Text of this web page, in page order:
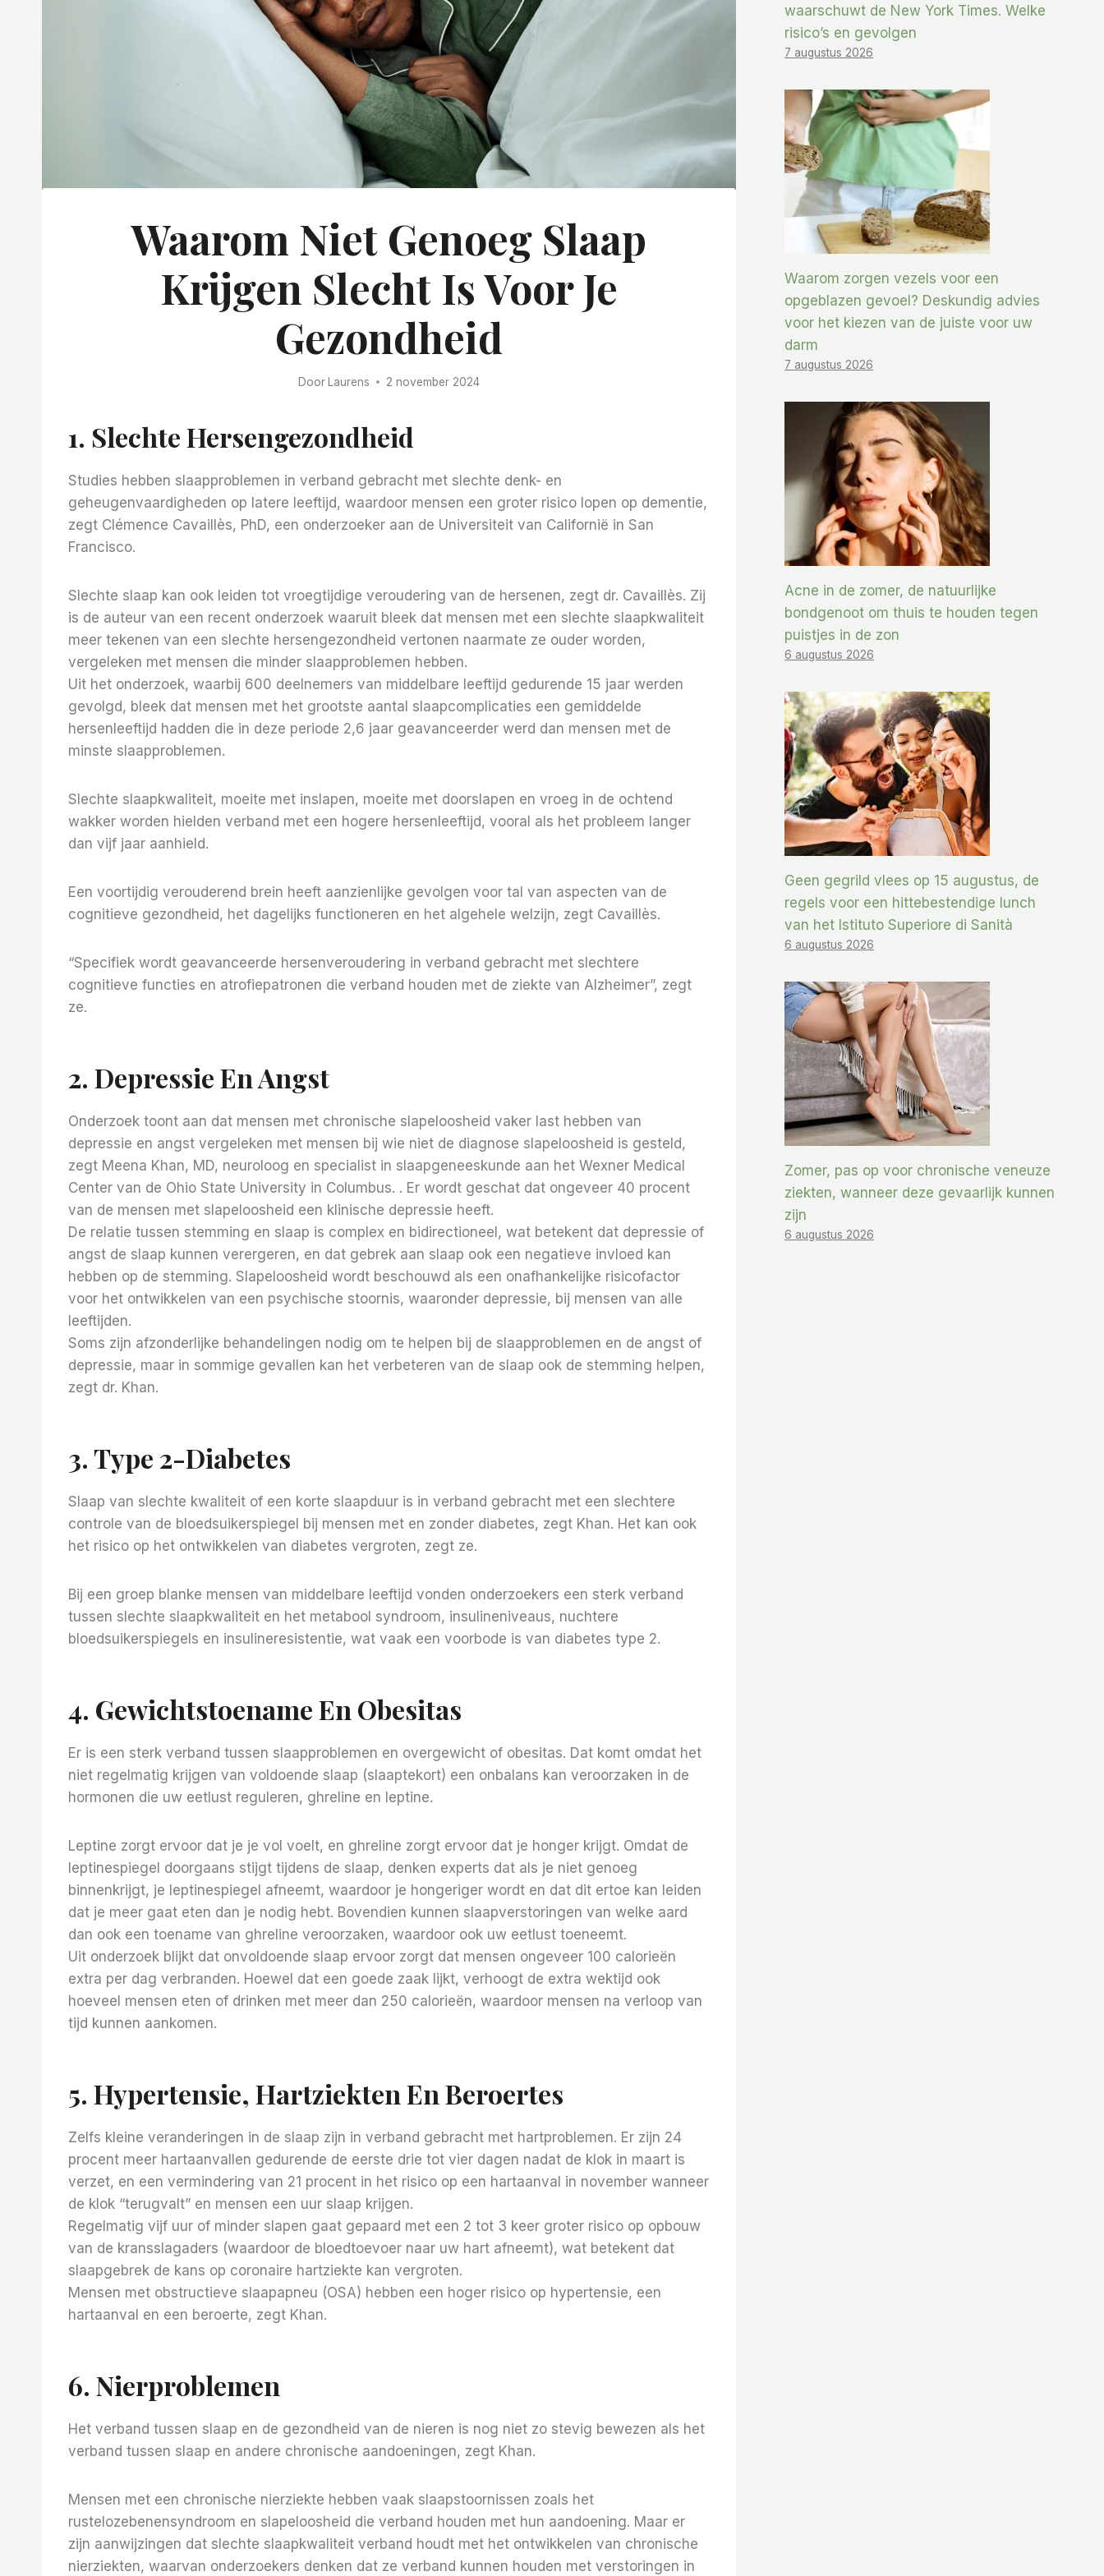
Waarom Niet Genoeg Slaap
Krijgen Slecht Is Voor Je
Gezondheid
Door Laurens 2 november 2024
1. Slechte Hersengezondheid
Studies hebben slaapproblemen in verband gebracht met slechte denk- en
geheugenvaardigheden op latere leeftijd, waardoor mensen een groter risico lopen op dementie,
zegt Clémence Cavaillès, PhD, een onderzoeker aan de Universiteit van Californië in San
Francisco.
Slechte slaap kan ook leiden tot vroegtijdige veroudering van de hersenen, zegt dr. Cavaillès. Zij
is de auteur van een recent onderzoek waaruit bleek dat mensen met een slechte slaapkwaliteit
meer tekenen van een slechte hersengezondheid vertonen naarmate ze ouder worden,
vergeleken met mensen die minder slaapproblemen hebben.
Uit het onderzoek, waarbij 600 deelnemers van middelbare leeftijd gedurende 15 jaar werden
gevolgd, bleek dat mensen met het grootste aantal slaapcomplicaties een gemiddelde
hersenleeftijd hadden die in deze periode 2,6 jaar geavanceerder werd dan mensen met de
minste slaapproblemen.
Slechte slaapkwaliteit, moeite met inslapen, moeite met doorslapen en vroeg in de ochtend
wakker worden hielden verband met een hogere hersenleeftijd, vooral als het probleem langer
dan vijf jaar aanhield.
Een voortijdig verouderend brein heeft aanzienlijke gevolgen voor tal van aspecten van de
cognitieve gezondheid, het dagelijks functioneren en het algehele welzijn, zegt Cavaillès.
“Specifiek wordt geavanceerde hersenveroudering in verband gebracht met slechtere
cognitieve functies en atrofiepatronen die verband houden met de ziekte van Alzheimer”, zegt
ze.
2. Depressie En Angst
Onderzoek toont aan dat mensen met chronische slapeloosheid vaker last hebben van
depressie en angst vergeleken met mensen bij wie niet de diagnose slapeloosheid is gesteld,
zegt Meena Khan, MD, neuroloog en specialist in slaapgeneeskunde aan het Wexner Medical
Center van de Ohio State University in Columbus. . Er wordt geschat dat ongeveer 40 procent
van de mensen met slapeloosheid een klinische depressie heeft.
De relatie tussen stemming en slaap is complex en bidirectioneel, wat betekent dat depressie of
angst de slaap kunnen verergeren, en dat gebrek aan slaap ook een negatieve invloed kan
hebben op de stemming. Slapeloosheid wordt beschouwd als een onafhankelijke risicofactor
voor het ontwikkelen van een psychische stoornis, waaronder depressie, bij mensen van alle
leeftijden.
Soms zijn afzonderlijke behandelingen nodig om te helpen bij de slaapproblemen en de angst of
depressie, maar in sommige gevallen kan het verbeteren van de slaap ook de stemming helpen,
zegt dr. Khan.
3. Type 2-Diabetes
Slaap van slechte kwaliteit of een korte slaapduur is in verband gebracht met een slechtere
controle van de bloedsuikerspiegel bij mensen met en zonder diabetes, zegt Khan. Het kan ook
het risico op het ontwikkelen van diabetes vergroten, zegt ze.
Bij een groep blanke mensen van middelbare leeftijd vonden onderzoekers een sterk verband
tussen slechte slaapkwaliteit en het metabool syndroom, insulineniveaus, nuchtere
bloedsuikerspiegels en insulineresistentie, wat vaak een voorbode is van diabetes type 2.
4. Gewichtstoename En Obesitas
Er is een sterk verband tussen slaapproblemen en overgewicht of obesitas. Dat komt omdat het
niet regelmatig krijgen van voldoende slaap (slaaptekort) een onbalans kan veroorzaken in de
hormonen die uw eetlust reguleren, ghreline en leptine.
Leptine zorgt ervoor dat je je vol voelt, en ghreline zorgt ervoor dat je honger krijgt. Omdat de
leptinespiegel doorgaans stijgt tijdens de slaap, denken experts dat als je niet genoeg
binnenkrijgt, je leptinespiegel afneemt, waardoor je hongeriger wordt en dat dit ertoe kan leiden
dat je meer gaat eten dan je nodig hebt. Bovendien kunnen slaapverstoringen van welke aard
dan ook een toename van ghreline veroorzaken, waardoor ook uw eetlust toeneemt.
Uit onderzoek blijkt dat onvoldoende slaap ervoor zorgt dat mensen ongeveer 100 calorieën
extra per dag verbranden. Hoewel dat een goede zaak lijkt, verhoogt de extra wektijd ook
hoeveel mensen eten of drinken met meer dan 250 calorieën, waardoor mensen na verloop van
tijd kunnen aankomen.
5. Hypertensie, Hartziekten En Beroertes
Zelfs kleine veranderingen in de slaap zijn in verband gebracht met hartproblemen. Er zijn 24
procent meer hartaanvallen gedurende de eerste drie tot vier dagen nadat de klok in maart is
verzet, en een vermindering van 21 procent in het risico op een hartaanval in november wanneer
de klok “terugvalt” en mensen een uur slaap krijgen.
Regelmatig vijf uur of minder slapen gaat gepaard met een 2 tot 3 keer groter risico op opbouw
van de kransslagaders (waardoor de bloedtoevoer naar uw hart afneemt), wat betekent dat
slaapgebrek de kans op coronaire hartziekte kan vergroten.
Mensen met obstructieve slaapapneu (OSA) hebben een hoger risico op hypertensie, een
hartaanval en een beroerte, zegt Khan.
6. Nierproblemen
Het verband tussen slaap en de gezondheid van de nieren is nog niet zo stevig bewezen als het
verband tussen slaap en andere chronische aandoeningen, zegt Khan.
Mensen met een chronische nierziekte hebben vaak slaapstoornissen zoals het
rustelozebenensyndroom en slapeloosheid die verband houden met hun aandoening. Maar er
zijn aanwijzingen dat slechte slaapkwaliteit verband houdt met het ontwikkelen van chronische
nierziekten, waarvan onderzoekers denken dat ze verband kunnen houden met verstoringen in
waarschuwt de New York Times. Welke
risico’s en gevolgen
7 augustus 2026
Waarom zorgen vezels voor een
opgeblazen gevoel? Deskundig advies
voor het kiezen van de juiste voor uw
darm
7 augustus 2026
Acne in de zomer, de natuurlijke
bondgenoot om thuis te houden tegen
puistjes in de zon
6 augustus 2026
Geen gegrild vlees op 15 augustus, de
regels voor een hittebestendige lunch
van het Istituto Superiore di Sanità
6 augustus 2026
Zomer, pas op voor chronische veneuze
ziekten, wanneer deze gevaarlijk kunnen
zijn
6 augustus 2026